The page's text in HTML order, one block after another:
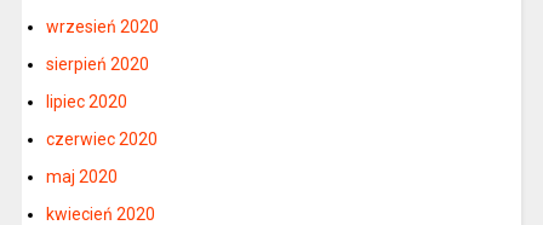
wrzesień 2020
sierpień 2020
lipiec 2020
czerwiec 2020
maj 2020
kwiecień 2020